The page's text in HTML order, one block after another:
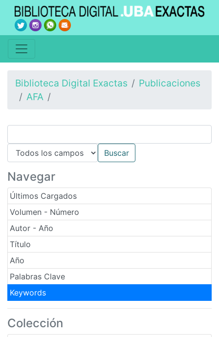
Biblioteca Digital Exactas
Publicaciones
AFA
Navegar
Últimos Cargados
Volumen - Número
Autor - Año
Título
Año
Palabras Clave
Keywords
Colección